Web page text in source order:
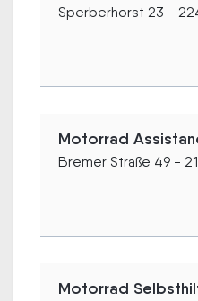
Sperberhorst 23 -
Motorrad
Bremer Straße 49 -
Motorrad